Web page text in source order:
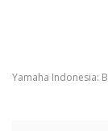
Yamaha Indonesia: